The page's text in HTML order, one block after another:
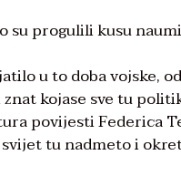
su progulili kusu
u to doba vojske,
kojase sve tu
povijesti Federica
tu nadmeto i